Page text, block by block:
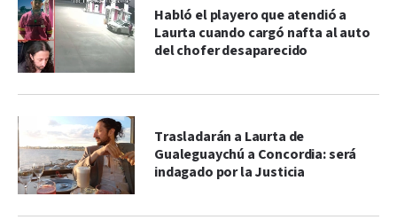
Habló el playero que atendió a
Laurta cuando cargó nafta al auto
del chofer desaparecido
Trasladarán a Laurta de
Gualeguaychú a Concordia: será
indagado por la Justicia